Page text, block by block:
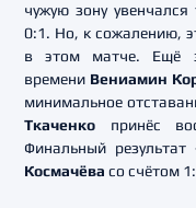
чужую зону
0:1. Но, к сожалению,
в этом матче. Ещё
времени Вениамин
минимальное
Ткаченко принёс
Финальный
Космачёва со счётом